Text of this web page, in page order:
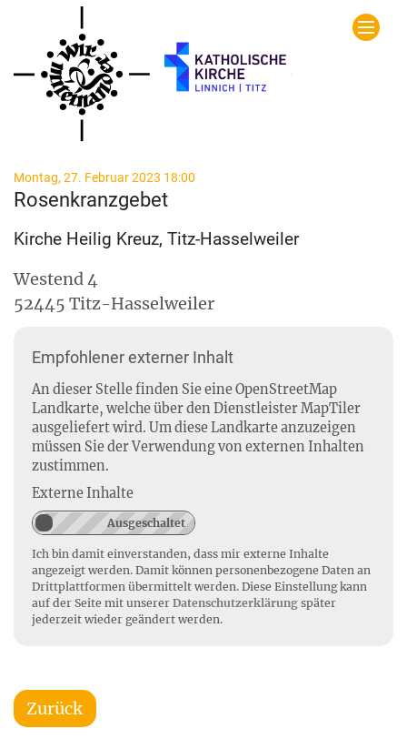
Zum Inhalt springen
Montag, 27. Februar 2023 18:00
Rosenkranzgebet
Kirche Heilig Kreuz, Titz-Hasselweiler
Westend 4
52445 Titz-Hasselweiler
Empfohlener externer Inhalt
An dieser Stelle finden Sie eine OpenStreetMap
Landkarte, welche über den Dienstleister MapTiler
ausgeliefert wird. Um diese Landkarte anzuzeigen
müssen Sie der Verwendung von externen Inhalten
zustimmen.
Externe Inhalte
Ich bin damit einverstanden, dass mir externe Inhalte
angezeigt werden. Damit können personenbezogene Daten an
Drittplattformen übermittelt werden. Diese Einstellung kann
auf der Seite mit unserer Datenschutzerklärung später
jederzeit wieder geändert werden.
Zurück